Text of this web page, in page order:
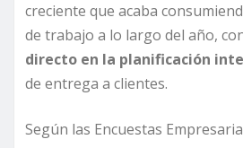
creciente que acaba
de trabajo a lo largo del año,
directo en la planificación
de entrega a clientes.
Según las Encuestas